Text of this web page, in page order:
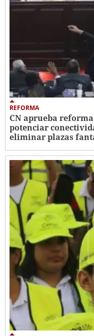
REFORMA
CN aprueba
potenciar
eliminar plazas